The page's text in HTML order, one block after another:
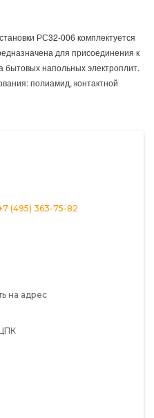
РС32-006 комплектуется
для присоединения к
бытовых напольных электроплит.
полиамид, контактной
(495) 363-75-82
на адрес